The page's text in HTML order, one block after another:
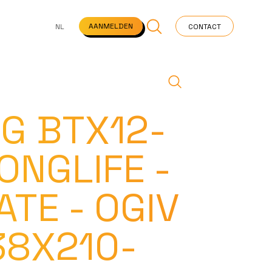
VEELGESTELDE VRAGEN STARTPAGINA NEWS
NL AANMELDEN CONTACT
BTX12-
-
- OGIV